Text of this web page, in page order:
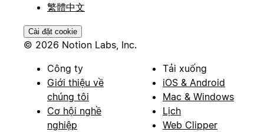
繁體中文
Cài đặt cookie
© 2026 Notion Labs, Inc.
Công ty
Giới thiệu về
chúng tôi
Cơ hội nghề
nghiệp
Tải xuống
iOS & Android
Mac & Windows
Lịch
Web Clipper